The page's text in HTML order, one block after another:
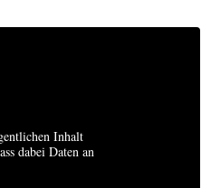
Inhalt
dabei Daten an